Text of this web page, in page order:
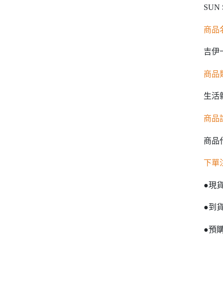
SUN
商品
吉伊
商品
生活
商品
商品
下單
●現
●到
●預